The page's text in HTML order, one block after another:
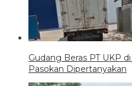
Gudang Beras PT UKP
Pasokan Dipertanyakan